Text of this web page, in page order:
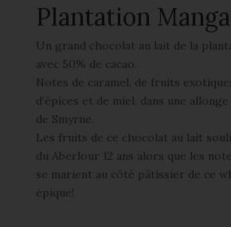
Plantation
Un grand chocolat au lait de la
avec 50% de cacao.
Notes de caramel, de fruits
d’épices et de miel, dans une
de Smyrne.
Les fruits de ce chocolat au lait
du Aberlour 12 ans alors que les
se marient au côté pâtissier de ce
épique!